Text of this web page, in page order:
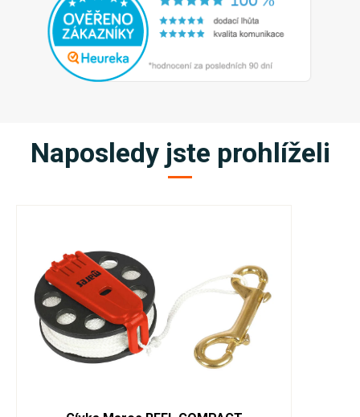
Naposledy jste prohlíželi